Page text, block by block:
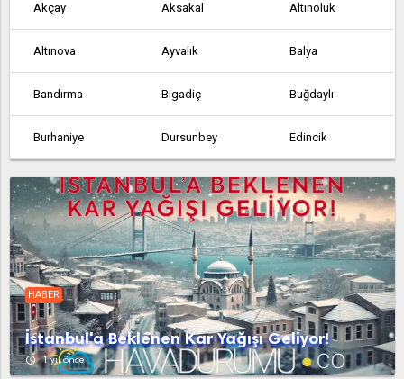
Akçay Aksakal Altınoluk
Altınova Ayvalık Balya
Bandırma Bigadiç Buğdaylı
Burhaniye Dursunbey Edincik
Edremit Erdek Fındıklı
Gökçedağ Gömeç Gönen
Havran İvrindi Kalkım
Kepsut Manyas Marmara
Osmaniye Sarıköy Savaştepe
HABER
İstanbul'a Beklenen Kar Yağışı Geliyor!
access_time 1 yıl önce